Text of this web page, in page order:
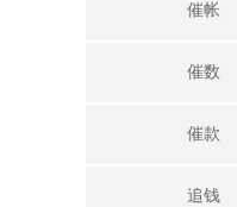
催帐
催数
催款
追钱